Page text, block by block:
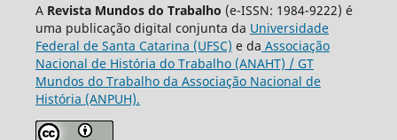
A Revista Mundos do Trabalho (e-ISSN: 1984-9222) é
uma publicação digital conjunta da Universidade
Federal de Santa Catarina (UFSC) e da Associação
Nacional de História do Trabalho (ANAHT) / GT
Mundos do Trabalho da Associação Nacional de
História (ANPUH).